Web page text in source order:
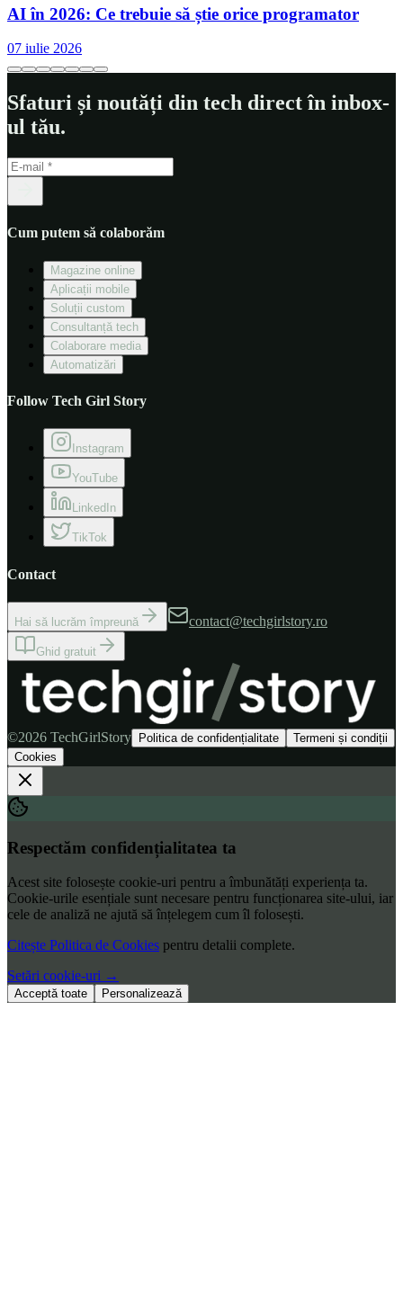
Cameră video sport DJI Osmo Pocket 3
AI în 2026: Ce trebuie să știe orice programator
07 iulie 2026
Sfaturi și noutăți din tech direct în inbox-
ul tău.
Cum putem să colaborăm
Magazine online
Aplicații mobile
Soluții custom
Consultanță tech
Colaborare media
Automatizări
Follow Tech Girl Story
Instagram
YouTube
LinkedIn
TikTok
Contact
Hai să lucrăm împreună contact@techgirlstory.ro
Ghid gratuit
©2026 TechGirlStory Politica de confidențialitate
Termeni și condiții
Cookies
Respectăm confidențialitatea ta
Acest site folosește cookie-uri pentru a îmbunătăți experiența ta.
Cookie-urile esențiale sunt necesare pentru funcționarea site-ului, iar
cele de analiză ne ajută să înțelegem cum îl folosești.
Citește Politica de Cookies pentru detalii complete.
Setări cookie-uri →
Acceptă toate Personalizează